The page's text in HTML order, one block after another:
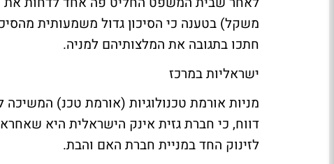
חתכו בתגובה את המלצותיהם למניה.
ישראליות במרכז
מניות אורמת טכנולוגיות (אורמת טכנ)
דווח, כי חברת גזית אינק הישראלית היא
לזינוק החד במניית חברת האם והבת.